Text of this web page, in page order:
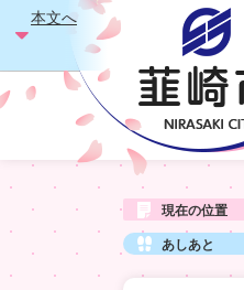
本文へ
現在の位置
あしあと